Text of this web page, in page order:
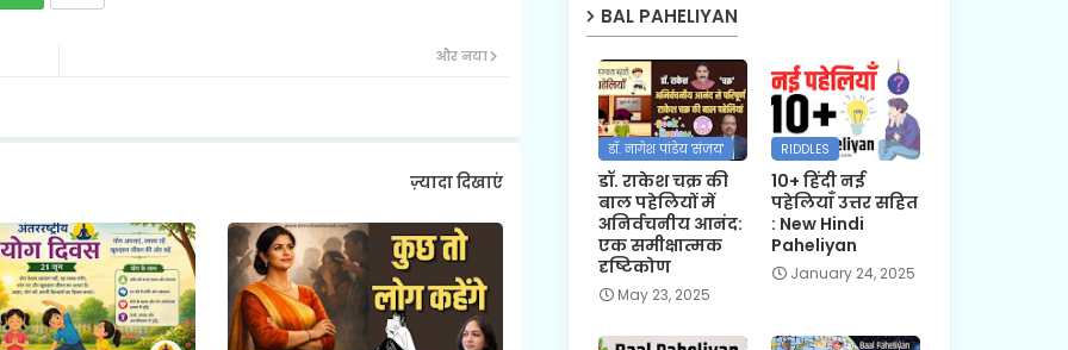
और नया
ज़्यादा दिखाएं
BAL PAHELIYAN
डॉ. नागेश पांडेय 'संजय'
डॉ. राकेश चक्र की
बाल पहेलियों में
अनिर्वचनीय आनंद:
एक समीक्षात्मक
दृष्टिकोण
May 23, 2025
RIDDLES
10+ हिंदी नई
पहेलियाँ उत्तर सहित
: New Hindi
Paheliyan
January 24, 2025